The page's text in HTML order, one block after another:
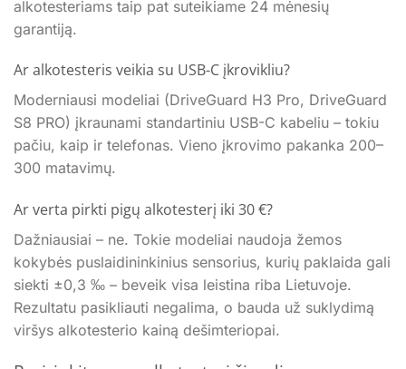
alkotesteriams taip pat suteikiame 24 mėnesių
garantiją.
Ar alkotesteris veikia su USB-C įkrovikliu?
Moderniausi modeliai (DriveGuard H3 Pro, DriveGuard
S8 PRO) įkraunami standartiniu USB-C kabeliu – tokiu
pačiu, kaip ir telefonas. Vieno įkrovimo pakanka 200–
300 matavimų.
Ar verta pirkti pigų alkotesterį iki 30 €?
Dažniausiai – ne. Tokie modeliai naudoja žemos
kokybės puslaidininkinius sensorius, kurių paklaida gali
siekti ±0,3 ‰ – beveik visa leistina riba Lietuvoje.
Rezultatu pasikliauti negalima, o bauda už suklydimą
viršys alkotesterio kainą dešimteriopai.